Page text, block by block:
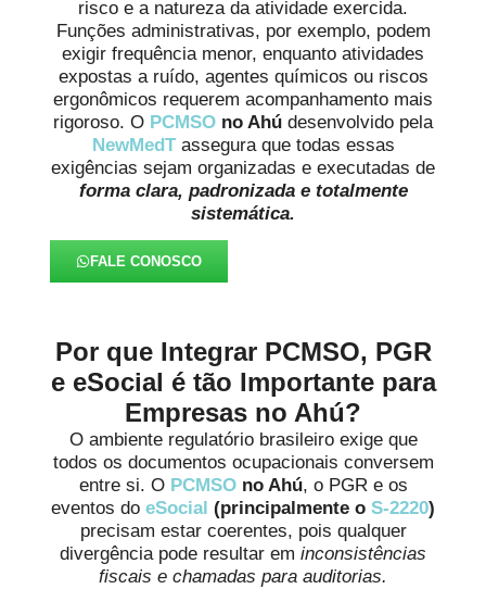
risco e a natureza da atividade exercida.
Funções administrativas, por exemplo, podem
exigir frequência menor, enquanto atividades
expostas a ruído, agentes químicos ou riscos
ergonômicos requerem acompanhamento mais
rigoroso. O PCMSO no Ahú desenvolvido pela
NewMedT assegura que todas essas
exigências sejam organizadas e executadas de
forma clara, padronizada e totalmente
sistemática.
FALE CONOSCO
Por que Integrar PCMSO, PGR
e eSocial é tão Importante para
Empresas no Ahú?
O ambiente regulatório brasileiro exige que
todos os documentos ocupacionais conversem
entre si. O PCMSOno Ahú, o PGR e os
eventos do eSocial (principalmente o S-2220)
precisam estar coerentes, pois qualquer
divergência pode resultar em inconsistências
fiscais e chamadas para auditorias.